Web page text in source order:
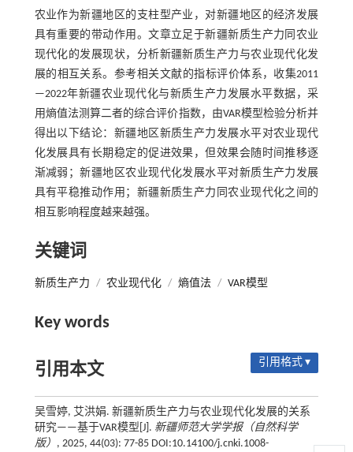
农业作为新疆地区的支柱型产业，对新疆地区的经济发展
具有重要的带动作用。文章立足于新疆新质生产力同农业
现代化的发展现状，分析新疆新质生产力与农业现代化发
展的相互关系。参考相关文献的指标评价体系，收集2011
—2022年新疆农业现代化与新质生产力发展水平数据，采
用熵值法测算二者的综合评价指数，由VAR模型检验分析并
得出以下结论：新疆地区新质生产力发展水平对农业现代
化发展具有长期稳定的促进效果，但效果会随时间推移逐
渐减弱；新疆地区农业现代化发展水平对新质生产力发展
具有平稳推动作用；新疆新质生产力同农业现代化之间的
相互影响程度越来越强。
关键词
新质生产力 / 农业现代化 / 熵值法 / VAR模型
Key words
引用本文 引用格式 ▾
吴雪婷, 艾洪娟. 新疆新质生产力与农业现代化发展的关系
研究——基于VAR模型[J]. 新疆师范大学学报（自然科学
版） , 2025, 44(03): 77-85 DOI:10.14100/j.cnki.1008-